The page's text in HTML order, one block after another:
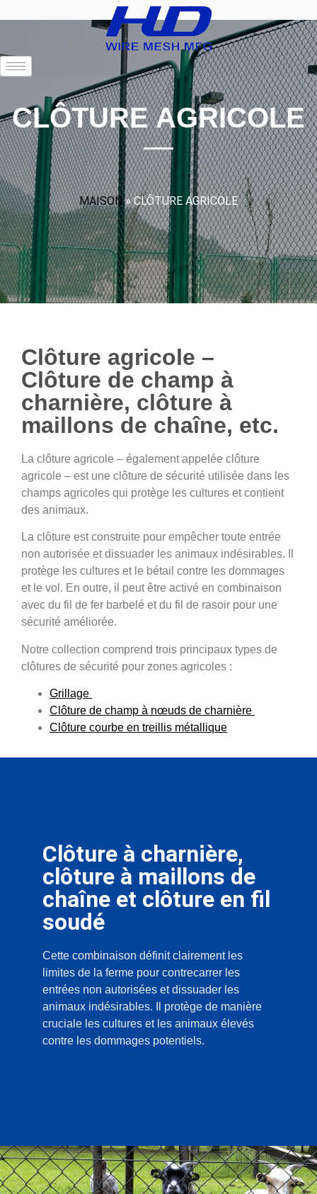
CLÔTURE AGRICOLE
MAISON»CLÔTURE AGRICOLE
Clôture agricole –
Clôture de champ à
charnière, clôture à
maillons de chaîne, etc.
La clôture agricole – également appelée clôture
agricole – est une clôture de sécurité utilisée dans les
champs agricoles qui protège les cultures et contient
des animaux.
La clôture est construite pour empêcher toute entrée
non autorisée et dissuader les animaux indésirables. Il
protège les cultures et le bétail contre les dommages
et le vol. En outre, il peut être activé en combinaison
avec du fil de fer barbelé et du fil de rasoir pour une
sécurité améliorée.
Notre collection comprend trois principaux types de
clôtures de sécurité pour zones agricoles :
Grillage
Clôture de champ à nœuds de charnière
Clôture courbe en treillis métallique
Clôture à charnière,
clôture à maillons de
chaîne et clôture en fil
soudé
Cette combinaison définit clairement les
limites de la ferme pour contrecarrer les
entrées non autorisées et dissuader les
animaux indésirables. Il protège de manière
cruciale les cultures et les animaux élevés
contre les dommages potentiels.